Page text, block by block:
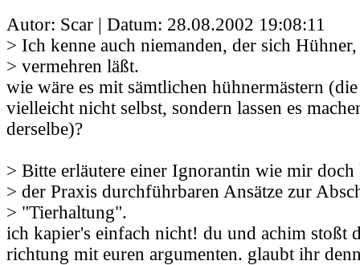
Autor: Scar | Datum: 28.08.2002 19:08:11
> Ich kenne auch niemanden, der sich
> vermehren läßt.
wie wäre es mit sämtlichen hühnermästern
vielleicht nicht selbst, sondern lassen es
derselbe)?
> Bitte erläutere einer Ignorantin wie mir
> der Praxis durchführbaren Ansätze zur
> "Tierhaltung".
ich kapier's einfach nicht! du und achim stoßt
richtung mit euren argumenten. glaubt ihr